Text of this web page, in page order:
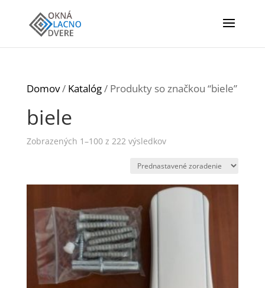
Domov/ Katalóg/ Produkty so značkou “biele”
biele
Zobrazených 1–100 z 222 výsledkov